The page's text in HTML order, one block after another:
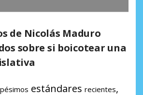
de Nicolás Maduro
sobre si boicotear una
estándares recientes,